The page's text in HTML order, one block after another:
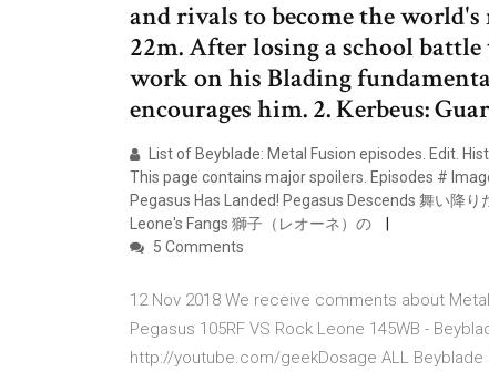
and rivals to become the world's
22m. After losing a school
work on his Blading
encourages him. 2. Kerbeus:
List of Beyblade: Metal Fusion episodes. Edit.
This page contains major spoilers. Episodes #
Pegasus Has Landed! Pegasus Descends 舞い降
Leone's Fangs 獅子（レオーネ）の
5 Comments
12 Nov 2018 We receive comments about
Pegasus 105RF VS Rock Leone 145WB -
http://youtube.com/geekDosage ALL Beyblade